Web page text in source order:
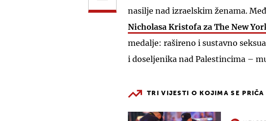
nasilje nad izraelskim ženama.
Nicholasa Kristofa za The New
medalje: rašireno i sustavno
i doseljenika nad Palestincima –
TRI VIJESTI O KOJIMA SE PRIČA